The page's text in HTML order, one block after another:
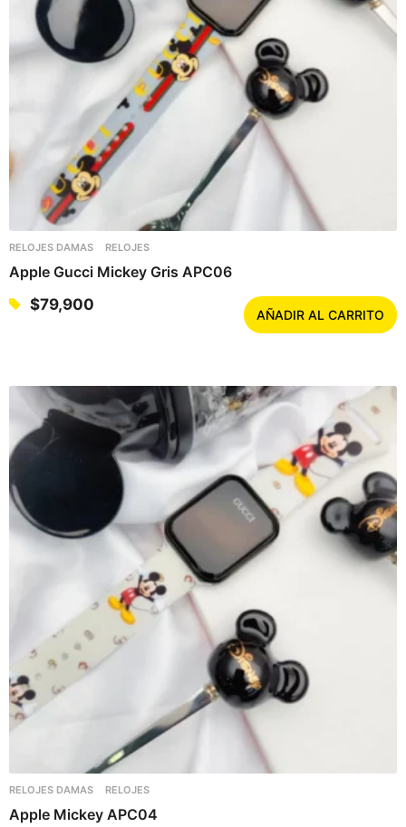
RELOJES DAMAS RELOJES
Apple Gucci Mickey Gris APC06
$79,900
AÑADIR AL CARRITO
RELOJES DAMAS RELOJES
Apple Mickey APC04